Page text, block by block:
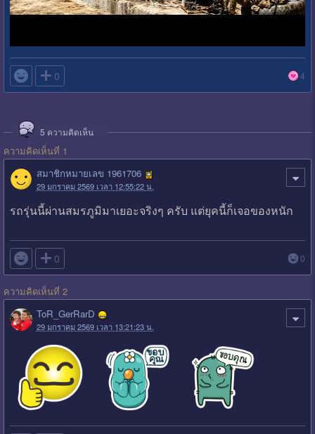
 0 4
5 ความคิดเห็น
ความคิดเห็นที่ 1
สมาชิกหมายเลข 1961706
29 มกราคม 2569 เวลา 12:55:22 น.
รถรุ่นนี้ผ่านสมรภูมิมาเยอะจริงๆ ครับ แต่ยุคนี้ก็เจอของหนัก
 0 0
ความคิดเห็นที่ 2
ToR_GerRarD
29 มกราคม 2569 เวลา 13:21:23 น.